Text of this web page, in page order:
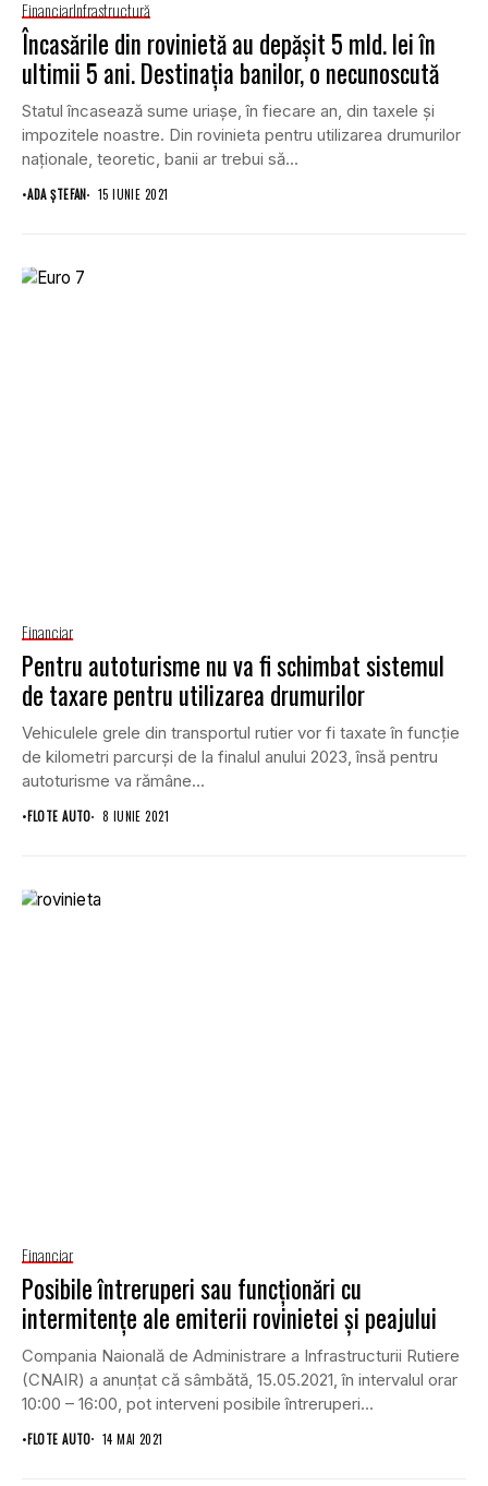
FinanciarInfrastructură
Încasările din rovinietă au depăşit 5 mld. lei în
ultimii 5 ani. Destinația banilor, o necunoscută
Statul încasează sume uriaşe, în fiecare an, din taxele şi
impozitele noastre. Din rovinieta pentru utilizarea drumurilor
naţionale, teoretic, banii ar trebui să...
•ADA ȘTEFAN 15 IUNIE 2021
Financiar
Pentru autoturisme nu va fi schimbat sistemul
de taxare pentru utilizarea drumurilor
Vehiculele grele din transportul rutier vor fi taxate în funcţie
de kilometri parcurşi de la finalul anului 2023, însă pentru
autoturisme va rămâne...
•FLOTE AUTO 8 IUNIE 2021
Financiar
Posibile întreruperi sau funcționări cu
intermitențe ale emiterii rovinietei și peajului
Compania Naională de Administrare a Infrastructurii Rutiere
(CNAIR) a anunțat că sâmbătă, 15.05.2021, în intervalul orar
10:00 – 16:00, pot interveni posibile întreruperi...
•FLOTE AUTO 14 MAI 2021